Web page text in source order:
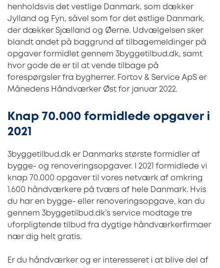
henholdsvis det vestlige Danmark, som dækker
Jylland og Fyn, såvel som for det østlige Danmark,
der dækker Sjælland og Øerne. Udvælgelsen sker
blandt andet på baggrund af tilbagemeldinger på
opgaver formidlet gennem 3byggetilbud.dk, samt
hvor gode de er til at vende tilbage på
forespørgsler fra bygherrer. Fortov & Service ApS er
Månedens Håndværker Øst for januar 2022.
Knap 70.000 formidlede opgaver i
2021
3byggetilbud.dk er Danmarks største formidler af
bygge- og renoveringsopgaver. I 2021 formidlede vi
knap 70.000 opgaver til vores netværk af omkring
1.600 håndværkere på tværs af hele Danmark. Hvis
du har en bygge- eller renoveringsopgave, kan du
gennem 3byggetilbud.dk’s service modtage tre
uforpligtende tilbud fra dygtige håndværkerfirmaer
nær dig helt gratis.
Er du håndværker og er interesseret i at blive del af